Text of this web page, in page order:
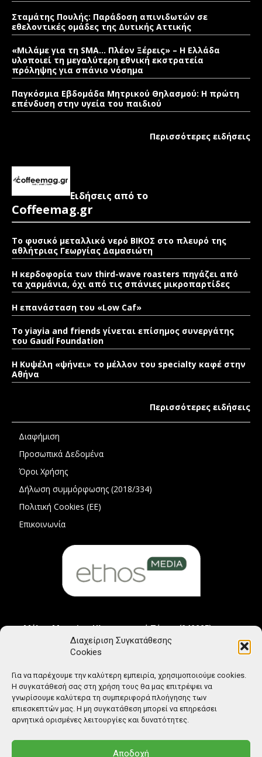
Διαχείριση Συγκατάθεσης
Cookies
Για να παρέχουμε την καλύτερη εμπειρία, χρησιμοποιούμε cookies.
Η συγκατάθεσή σας στη χρήση τους θα μας επιτρέψει να
γνωρίσουμε καλύτερα τη συμπεριφορά πλοήγησης των
επιεσκεπτών μας. Η μη συγκατάθεση μπορεί να επηρεάσει
αρνητικά ορισμένες λειτουργίες και δυνατότητες.
Αποδοχή
Σταμάτης Πουλής: Παράδοση απινιδωτών σε
εθελοντικές ομάδες της Δυτικής Αττικής
«Μιλάμε για τη SMA… Πλέον Ξέρεις» – Η Ελλάδα
υλοποιεί τη μεγαλύτερη εθνική εκστρατεία
πρόληψης για σπάνιο νόσημα
Παγκόσμια Εβδομάδα Μητρικού Θηλασμού: Η πρώτη
επένδυση στην υγεία του παιδιού
Περισσότερες ειδήσεις
Ειδήσεις από το
Coffeemag.gr
Το φυσικό μεταλλικό νερό ΒΙΚΟΣ στο πλευρό της
αθλήτριας Γεωργίας Δαμασιώτη
Η κερδοφορία των third-wave roasters πηγάζει από
τα χαρμάνια, όχι από τις σπάνιες μικροπαρτίδες
Η επανάσταση του «Low Caf»
To yiayia and friends γίνεται επίσημος συνεργάτης
του Gaudí Foundation
Η Κυψέλη «ψήνει» το μέλλον του specialty καφέ στην
Αθήνα
Περισσότερες ειδήσεις
Διαφήμιση
Προσωπικά Δεδομένα
Όροι Χρήσης
Δήλωση συμμόρφωσης (2018/334)
Πολιτική Cookies (ΕΕ)
Επικοινωνία
Μέλος Μητρώου Ηλεκτρονικού Τύπου (242225)